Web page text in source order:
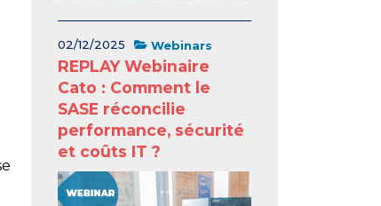
02/12/2025 Webinars
REPLAY Webinaire
Cato : Comment le
SASE réconcilie
performance, sécurité
et coûts IT ?